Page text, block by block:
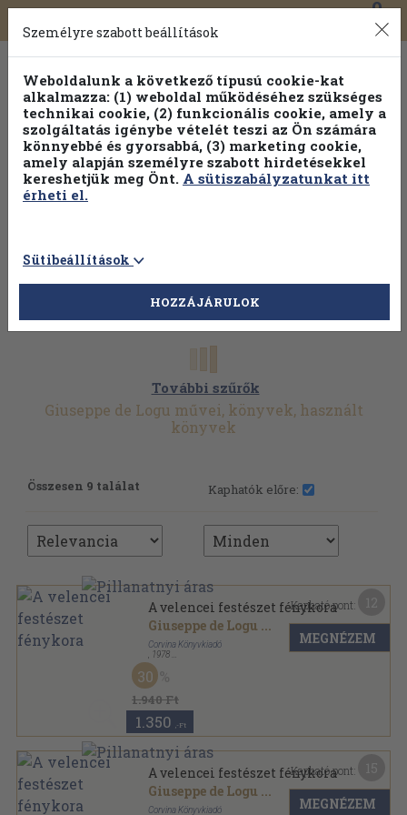
Toggle
navigation
0
További szűrők
Giuseppe de Logu művei, könyvek, használt
könyvek
Összesen 9 találat Kaphatók előre:
A velencei festészet fénykora
Giuseppe de Logu ...
Corvina Könyvkiadó
1978
Vászon
1.940 Ft
30
1.350 ,-Ft
Kapható pont:
MEGNÉZEM
A velencei festészet fénykora
Giuseppe de Logu ...
Corvina Könyvkiadó
Kapható pont:
MEGNÉZEM
Személyre szabott beállítások
Weboldalunk a következő típusú cookie-kat
alkalmazza: (1) weboldal működéséhez szükséges
technikai cookie, (2) funkcionális cookie, amely a
szolgáltatás igénybe vételét teszi az Ön számára
könnyebbé és gyorsabbá, (3) marketing cookie,
amely alapján személyre szabott hirdetésekkel
kereshetjük meg Önt. A sütiszabályzatunkat itt
érheti el.
Sütibeállítások
HOZZÁJÁRULOK